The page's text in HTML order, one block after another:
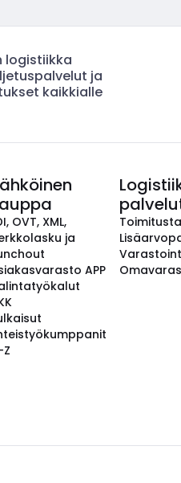
logistiikka
ja
kaikkialle
OVT, XML,
ja
APP